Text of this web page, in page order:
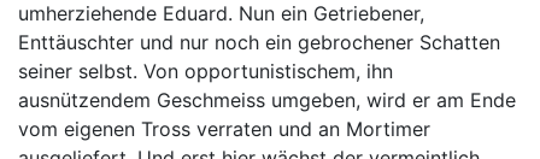
umherziehende Eduard. Nun ein Getriebener,
Enttäuschter und nur noch ein gebrochener Schatten
seiner selbst. Von opportunistischem, ihn
ausnützendem Geschmeiss umgeben, wird er am Ende
vom eigenen Tross verraten und an Mortimer